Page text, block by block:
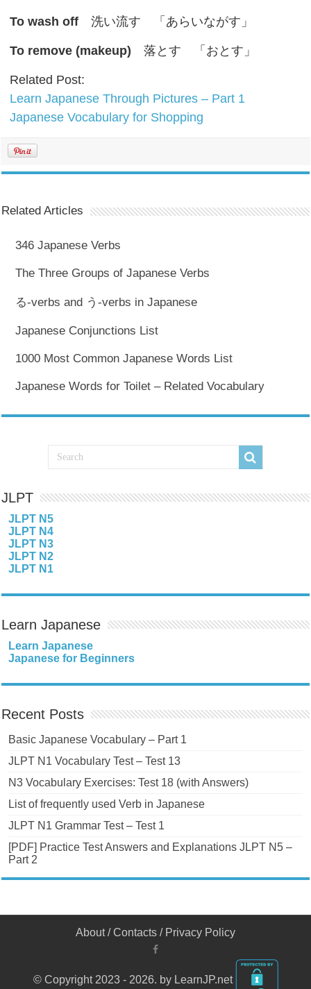
To wash off洗い流す 「あらいながす」
To remove (makeup)落とす 「おとす」
Related Post:
Learn Japanese Through Pictures – Part 1
Japanese Vocabulary for Shopping
Related Articles
346 Japanese Verbs
The Three Groups of Japanese Verbs
る-verbs and う-verbs in Japanese
Japanese Conjunctions List
1000 Most Common Japanese Words List
Japanese Words for Toilet – Related Vocabulary
JLPT
JLPT N5
JLPT N4
JLPT N3
JLPT N2
JLPT N1
Learn Japanese
Learn Japanese
Japanese for Beginners
Recent Posts
Basic Japanese Vocabulary – Part 1
JLPT N1 Vocabulary Test – Test 13
N3 Vocabulary Exercises: Test 18 (with Answers)
List of frequently used Verb in Japanese
JLPT N1 Grammar Test – Test 1
[PDF] Practice Test Answers and Explanations JLPT N5 –
Part 2
About/Contacts / Privacy Policy
© Copyright 2023 - 2026. by LearnJP.net